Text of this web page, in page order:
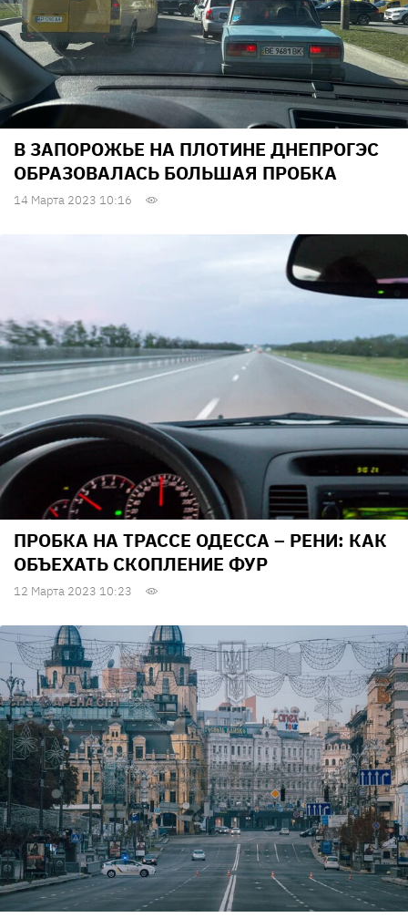
В ЗАПОРОЖЬЕ НА ПЛОТИНЕ ДНЕПРОГЭС
ОБРАЗОВАЛАСЬ БОЛЬШАЯ ПРОБКА
14 Марта 2023 10:16
ПРОБКА НА ТРАССЕ ОДЕССА – РЕНИ: КАК
ОБЪЕХАТЬ СКОПЛЕНИЕ ФУР
12 Марта 2023 10:23